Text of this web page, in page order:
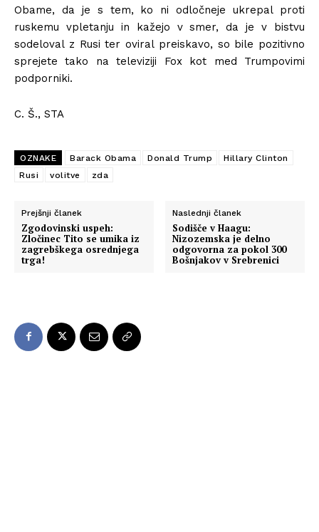
Obame, da je s tem, ko ni odločneje ukrepal proti
ruskemu vpletanju in kažejo v smer, da je v bistvu
sodeloval z Rusi ter oviral preiskavo, so bile pozitivno
sprejete tako na televiziji Fox kot med Trumpovimi
podporniki.
C. Š., STA
OZNAKE Barack Obama Donald Trump
Hillary Clinton
Rusi
volitve zda
Prejšnji članek
Zgodovinski uspeh:
Zločinec Tito se umika iz
zagrebškega osrednjega
trga!
Naslednji članek
Sodišče v Haagu:
Nizozemska je delno
odgovorna za pokol 300
Bošnjakov v Srebrenici